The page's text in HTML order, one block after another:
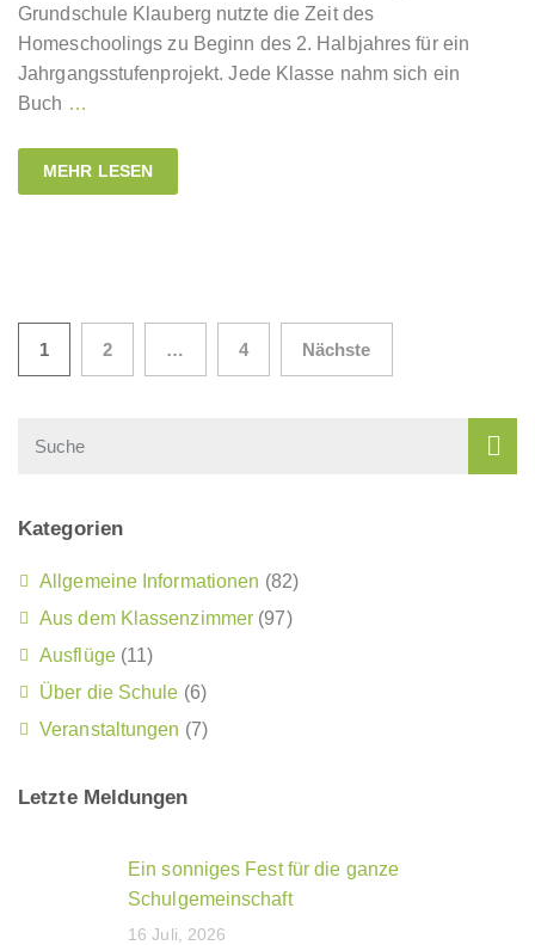
Grundschule Klauberg nutzte die Zeit des
Homeschoolings zu Beginn des 2. Halbjahres für ein
Jahrgangsstufenprojekt. Jede Klasse nahm sich ein
Buch …
MEHR LESEN
1 2 … 4 Nächste
Kategorien
Allgemeine Informationen (82)
Aus dem Klassenzimmer (97)
Ausflüge(11)
Über die Schule (6)
Veranstaltungen (7)
Letzte Meldungen
Ein sonniges Fest für die ganze
Schulgemeinschaft
16 Juli, 2026